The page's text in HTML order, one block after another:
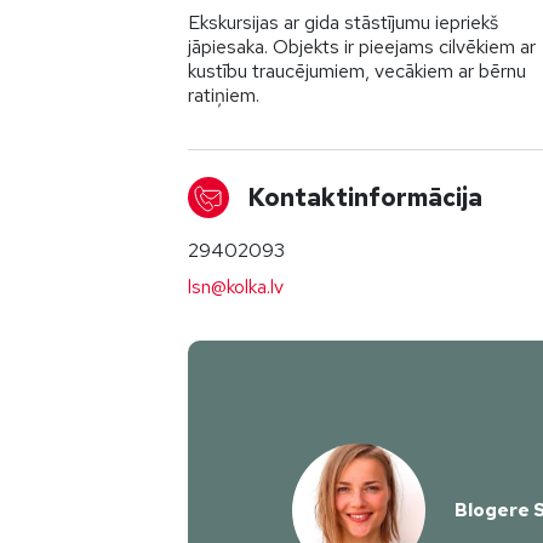
Ekskursijas ar gida stāstījumu iepriekš
jāpiesaka. Objekts ir pieejams cilvēkiem ar
kustību traucējumiem, vecākiem ar bērnu
ratiņiem.
Kontaktinformācija
29402093
lsn@kolka.lv
Blogere